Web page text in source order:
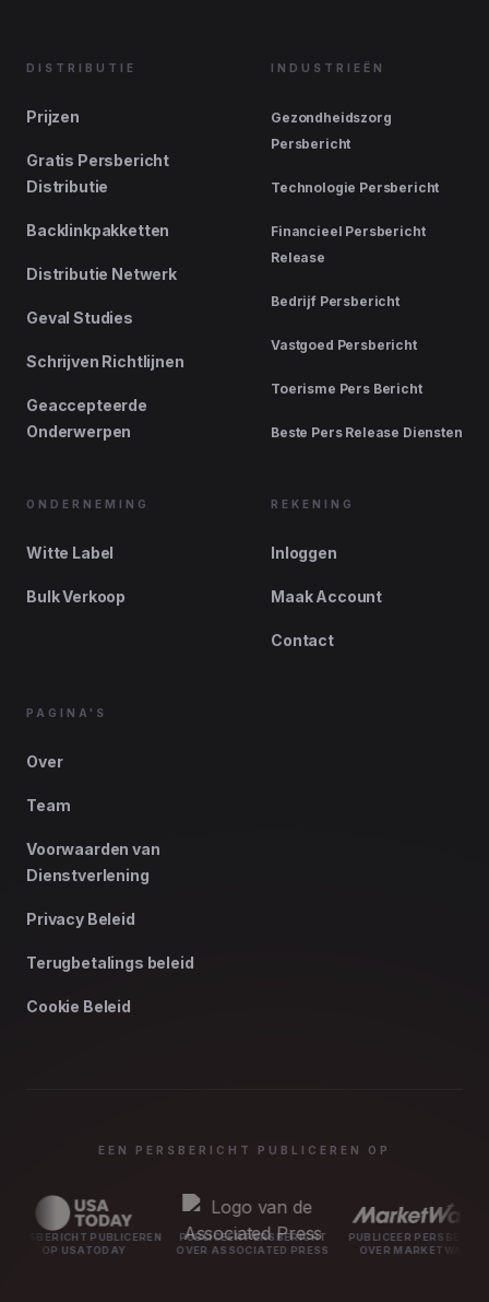
DISTRIBUTIE
Prijzen
Gratis Persbericht
Distributie
Backlinkpakketten
Distributie Netwerk
Geval Studies
Schrijven Richtlijnen
Geaccepteerde
Onderwerpen
INDUSTRIEËN
Gezondheidszorg
Persbericht
Technologie Persbericht
Financieel Persbericht
Release
Bedrijf Persbericht
Vastgoed Persbericht
Toerisme Pers Bericht
Beste Pers Release Diensten
ONDERNEMING
Witte Label
Bulk Verkoop
REKENING
Inloggen
Maak Account
Contact
PAGINA'S
Over
Team
Voorwaarden van
Dienstverlening
Privacy Beleid
Terugbetalings beleid
Cookie Beleid
EEN PERSBERICHT PUBLICEREN OP
PUBLICEREN
PUBLICEER PERSBERICHT
OVER ASSOCIATED PRESS
PUBLICEER PERSBERICHT
OVER MARKETWATCH